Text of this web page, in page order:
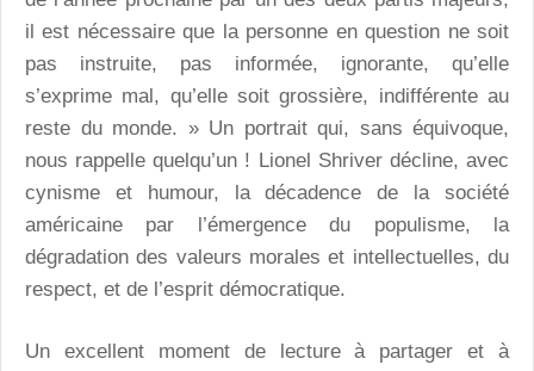
il est nécessaire que la personne en question ne soit
pas instruite, pas informée, ignorante, qu’elle
s’exprime mal, qu’elle soit grossière, indifférente au
reste du monde. » Un portrait qui, sans équivoque,
nous rappelle quelqu’un ! Lionel Shriver décline, avec
cynisme et humour, la décadence de la société
américaine par l’émergence du populisme, la
dégradation des valeurs morales et intellectuelles, du
respect, et de l’esprit démocratique.
Un excellent moment de lecture à partager et à